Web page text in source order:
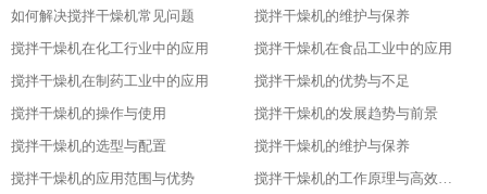
如何解决搅拌干燥机常见问题
搅拌干燥机的维护与保养
搅拌干燥机在化工行业中的应用
搅拌干燥机在食品工业中的应用
搅拌干燥机在制药工业中的应用
搅拌干燥机的优势与不足
搅拌干燥机的操作与使用
搅拌干燥机的发展趋势与前景
搅拌干燥机的选型与配置
搅拌干燥机的维护与保养
搅拌干燥机的应用范围与优势
搅拌干燥机的工作原理与高效节能的证明